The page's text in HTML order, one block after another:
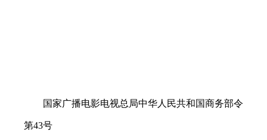
国家广播电影电视总局中华人民共和国商务部令
第43号